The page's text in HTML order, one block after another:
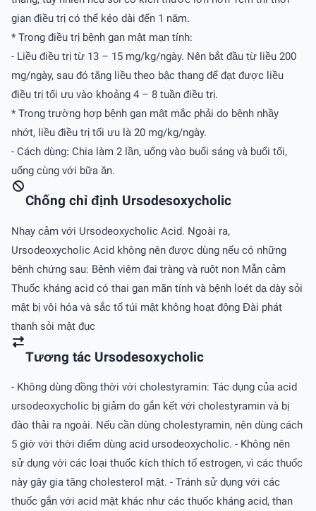
gian điều trị có thể kéo dài đến 1 năm.
* Trong điều trị bệnh gan mật mạn tính:
- Liều điều trị từ 13 – 15 mg/kg/ngày. Nên bắt đầu từ liều 200
mg/ngày, sau đó tăng liều theo bậc thang để đạt được liều
điều trị tối ưu vào khoảng 4 – 8 tuần điều trị.
* Trong trường hợp bệnh gan mật mắc phải do bệnh nhầy
nhớt, liều điều trị tối ưu là 20 mg/kg/ngày.
- Cách dùng: Chia làm 2 lần, uống vào buổi sáng và buổi tối,
uống cùng với bữa ăn.
Chống chỉ định Ursodesoxycholic
Nhạy cảm với Ursodeoxycholic Acid. Ngoài ra,
Ursodeoxycholic Acid không nên được dùng nếu có những
bệnh chứng sau: Bệnh viêm đại tràng và ruột non Mẫn cảm
Thuốc kháng acid có thai gan mãn tính và bệnh loét dạ dày sỏi
mật bị vôi hóa và sắc tố túi mật không hoạt động Đài phát
thanh sỏi mật đục
Tương tác Ursodesoxycholic
- Không dùng đồng thời với cholestyramin: Tác dụng của acid
ursodeoxycholic bị giảm do gắn kết với cholestyramin và bị
đào thải ra ngoài. Nếu cần dùng cholestyramin, nên dùng cách
5 giờ với thời điểm dùng acid ursodeoxycholic. - Không nên
sử dụng với các loại thuốc kích thích tố estrogen, vì các thuốc
này gây gia tăng cholesterol mật. - Tránh sử dụng với các
thuốc gắn với acid mật khác như các thuốc kháng acid, than